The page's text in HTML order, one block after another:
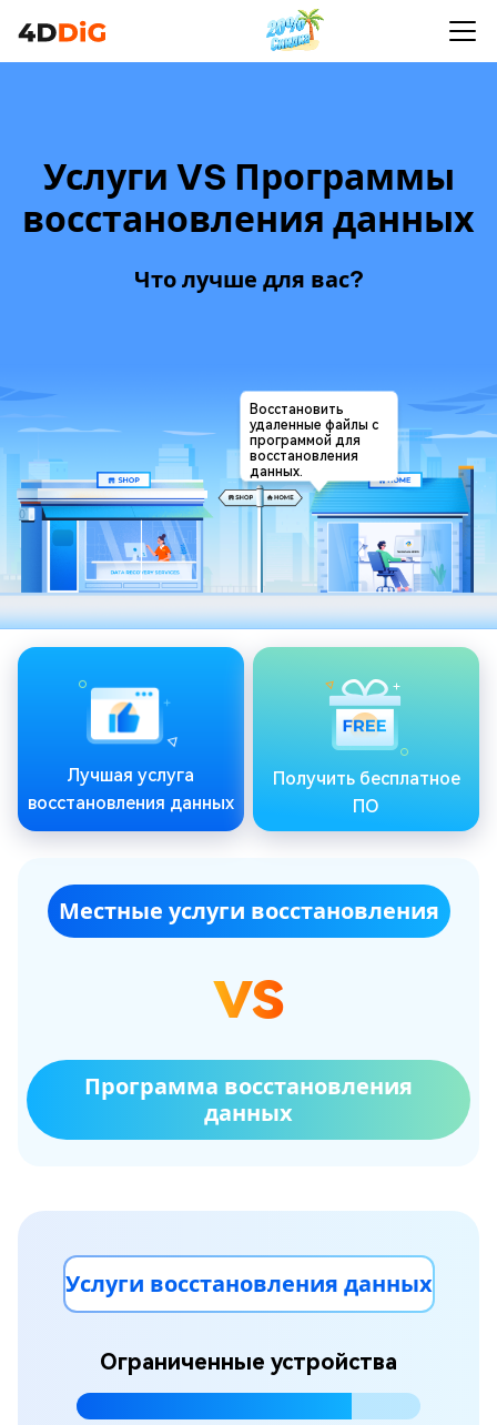
Услуги VS Программы
восстановления данных
Что лучше для вас?
Восстановить
удаленные файлы с
программой для
восстановления
данных.
Лучшая услуга
восстановления данных
Получить бесплатное
ПО
Местные услуги восстановления
vs
Программа восстановления
данных
Услуги восстановления данных
Ограниченные устройства